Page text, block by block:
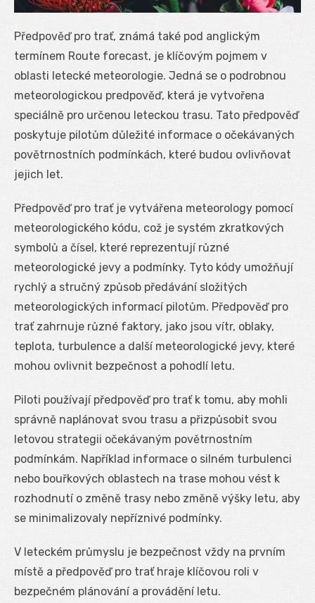
Předpověď pro trať, známá také pod anglickým
termínem Route forecast, je klíčovým pojmem v
oblasti letecké meteorologie. Jedná se o podrobnou
meteorologickou predpověď, která je vytvořena
speciálně pro určenou leteckou trasu. Tato předpověď
poskytuje pilotům důležité informace o očekávaných
povětrnostních podmínkách, které budou ovlivňovat
jejich let.
Předpověď pro trať je vytvářena meteorology pomocí
meteorologického kódu, což je systém zkratkových
symbolů a čísel, které reprezentují různé
meteorologické jevy a podmínky. Tyto kódy umožňují
rychlý a stručný způsob předávání složitých
meteorologických informací pilotům. Předpověď pro
trať zahrnuje různé faktory, jako jsou vítr, oblaky,
teplota, turbulence a další meteorologické jevy, které
mohou ovlivnit bezpečnost a pohodlí letu.
Piloti používají předpověď pro trať k tomu, aby mohli
správně naplánovat svou trasu a přizpůsobit svou
letovou strategii očekávaným povětrnostním
podmínkám. Například informace o silném turbulenci
nebo bouřkových oblastech na trase mohou vést k
rozhodnutí o změně trasy nebo změně výšky letu, aby
se minimalizovaly nepříznivé podmínky.
V leteckém průmyslu je bezpečnost vždy na prvním
místě a předpověď pro trať hraje klíčovou roli v
bezpečném plánování a provádění letu.